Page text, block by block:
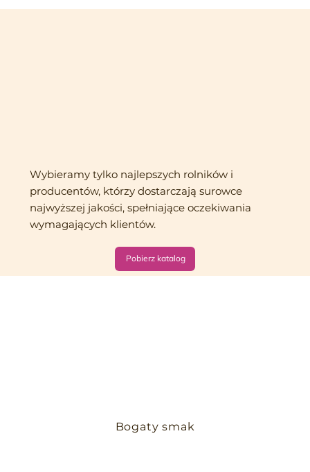
Pobierz katalog
Wybieramy tylko najlepszych rolników i
producentów, którzy dostarczają surowce
najwyższej jakości, spełniające oczekiwania
wymagających klientów.
Bogaty smak